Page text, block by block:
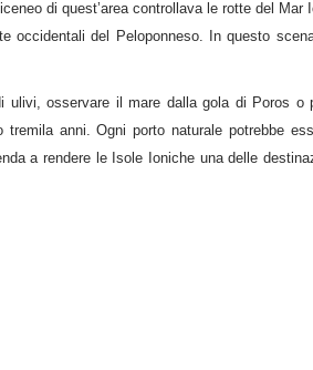
di quest’area controllava le rotte del Mar
del Peloponneso. In questo
osservare il mare dalla gola di Poros o
anni. Ogni porto naturale potrebbe
a rendere le Isole Ioniche una delle